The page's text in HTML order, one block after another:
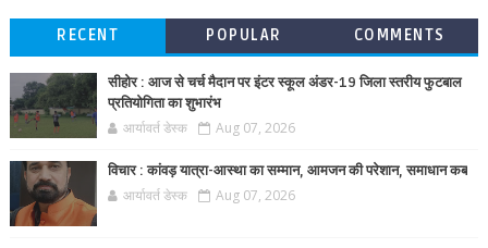
RECENT POPULAR COMMENTS
सीहोर : आज से चर्च मैदान पर इंटर स्कूल अंडर-19 जिला स्तरीय फुटबाल
प्रतियोगिता का शुभारंभ
आर्यावर्त डेस्क Aug 07, 2026
विचार : कांवड़ यात्रा-आस्था का सम्मान, आमजन की परेशान, समाधान कब
आर्यावर्त डेस्क Aug 07, 2026